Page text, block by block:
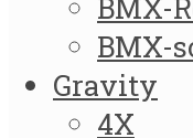
BMX-
BMX-
Gravity
4X